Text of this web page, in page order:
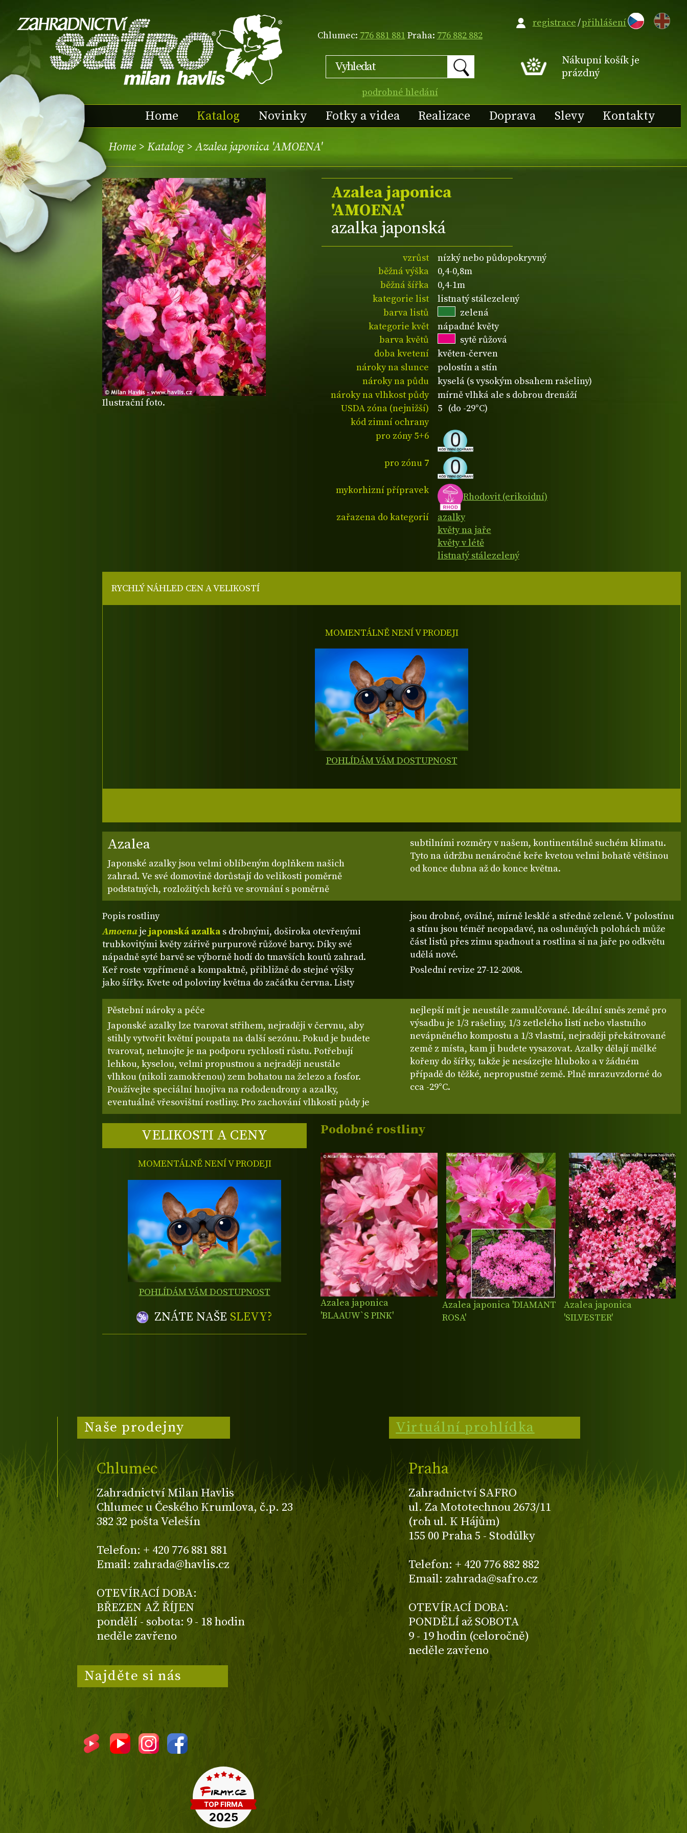
Chlumec: 776 881 881Praha: 776 882 882
podrobné hledání
EN
Nákupní košík je
prázdný
Home Katalog Novinky Fotky a videa Realizace Doprava Slevy Kontakty
registrace/přihlášení
Home > Katalog> Azalea japonica 'AMOENA'
Ilustrační foto.
Azalea japonica
'AMOENA'
azalka japonská
vzrůst
nízký nebo půdopokryvný
běžná výška
0,4-0,8m
běžná šířka
0,4-1m
kategorie list
listnatý stálezelený
barva listů
zelená
kategorie květ
nápadné květy
barva květů
sytě růžová
doba kvetení
květen-červen
nároky na slunce
polostín a stín
nároky na půdu
kyselá (s vysokým obsahem rašeliny)
nároky na vlhkost půdy
mírně vlhká ale s dobrou drenáží
USDA zóna (nejnižší)
5 (do -29°C)
kód zimní ochrany
pro zóny 5+6
pro zónu 7
mykorhizní přípravek
Rhodovit (erikoidní)
zařazena do kategorií
azalky
květy na jaře
květy v létě
listnatý stálezelený
Azalea
Japonské azalky jsou velmi oblíbeným doplňkem našich
zahrad. Ve své domovině dorůstají do velikosti poměrně
podstatných, rozložitých keřů ve srovnání s poměrně
subtilními rozměry v našem, kontinentálně suchém klimatu.
Tyto na údržbu nenáročné keře kvetou velmi bohatě většinou
od konce dubna až do konce května.
Popis rostliny
Amoenaje japonská azalka s drobnými, doširoka otevřenými
trubkovitými květy zářivě purpurově růžové barvy. Díky své
nápadně syté barvě se výborně hodí do tmavších koutů zahrad.
Keř roste vzpřímeně a kompaktně, přibližně do stejné výšky
jako šířky. Kvete od poloviny května do začátku června. Listy
jsou drobné, oválné, mírně lesklé a středně zelené. V polostínu
a stínu jsou téměř neopadavé, na osluněných polohách může
část listů přes zimu spadnout a rostlina si na jaře po odkvětu
udělá nové.
Poslední revize 27-12-2008.
Pěstební nároky a péče
Japonské azalky lze tvarovat střihem, nejraději v červnu, aby
stihly vytvořit květní poupata na další sezónu. Pokud je budete
tvarovat, nehnojte je na podporu rychlosti růstu. Potřebují
lehkou, kyselou, velmi propustnou a nejraději neustále
vlhkou (nikoli zamokřenou) zem bohatou na železo a fosfor.
Používejte speciální hnojiva na rododendrony a azalky,
eventuálně vřesovištní rostliny. Pro zachování vlhkosti půdy je
nejlepší mít je neustále zamulčované. Ideální směs země pro
výsadbu je 1/3 rašeliny, 1/3 zetlelého listí nebo vlastního
nevápněného kompostu a 1/3 vlastní, nejraději překátrované
země z místa, kam ji budete vysazovat. Azalky dělají mělké
kořeny do šířky, takže je nesázejte hluboko a v žádném
případě do těžké, nepropustné země. Plně mrazuvzdorné do
cca -29°C.
VELIKOSTI A CENY
MOMENTÁLNĚ NENÍ V PRODEJI
POHLÍDÁM VÁM DOSTUPNOST
ZNÁTE NAŠE SLEVY?
RYCHLÝ NÁHLED CEN A VELIKOSTÍ
MOMENTÁLNĚ NENÍ V PRODEJI
POHLÍDÁM VÁM DOSTUPNOST
Podobné rostliny
Azalea japonica
'BLAAUW`S PINK'
Azalea japonica 'DIAMANT
ROSA'
Azalea japonica
'SILVESTER'
Naše prodejny
Chlumec
Zahradnictví Milan Havlis
Chlumec u Českého Krumlova, č.p. 23
382 32 pošta Velešín
Telefon: + 420 776 881 881
Email: zahrada@havlis.cz
OTEVÍRACÍ DOBA:
BŘEZEN AŽ ŘÍJEN
pondělí - sobota: 9 - 18 hodin
neděle zavřeno
Virtuální prohlídka
Praha
Zahradnictví SAFRO
ul. Za Mototechnou 2673/11
(roh ul. K Hájům)
155 00 Praha 5 - Stodůlky
Telefon: + 420 776 882 882
Email: zahrada@safro.cz
OTEVÍRACÍ DOBA:
PONDĚLÍ až SOBOTA
9 - 19 hodin (celoročně)
neděle zavřeno
Najděte si nás